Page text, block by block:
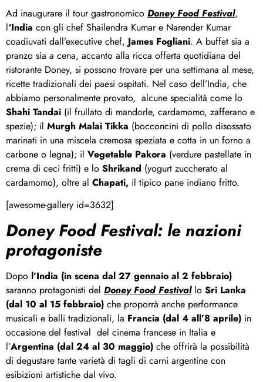
Ad inaugurare il tour gastronomico Doney Food Festival,
l‘India con gli chef Shailendra Kumar e Narender Kumar
coadiuvati dall’executive chef, James Fogliani. A buffet sia a
pranzo sia a cena, accanto alla ricca offerta quotidiana del
ristorante Doney, si possono trovare per una settimana al mese,
ricette tradizionali dei paesi ospitati. Nel caso dell’India, che
abbiamo personalmente provato, alcune specialità come lo
Shahi Tandai (il frullato di mandorle, cardamomo, zafferano e
spezie); il Murgh Malai Tikka (bocconcini di pollo disossato
marinati in una miscela cremosa speziata e cotta in un forno a
carbone o legna); il Vegetable Pakora (verdure pastellate in
crema di ceci fritti) e lo Shrikand (yogurt zuccherato al
cardamomo), oltre al Chapati, il tipico pane indiano fritto.
[awesome-gallery id=3632]
Doney Food Festival: le nazioni
protagoniste
Dopo l’India (in scena dal 27 gennaio al 2 febbraio)
saranno protagonisti del Doney Food Festival lo Sri Lanka
(dal 10 al 15 febbraio) che proporrà anche performance
musicali e balli tradizionali, la Francia (dal 4 all’8 aprile) in
occasione del festival del cinema francese in Italia e
l’Argentina (dal 24 al 30 maggio) che offrirà la possibilità
di degustare tante varietà di tagli di carni argentine con
esibizioni artistiche dal vivo.